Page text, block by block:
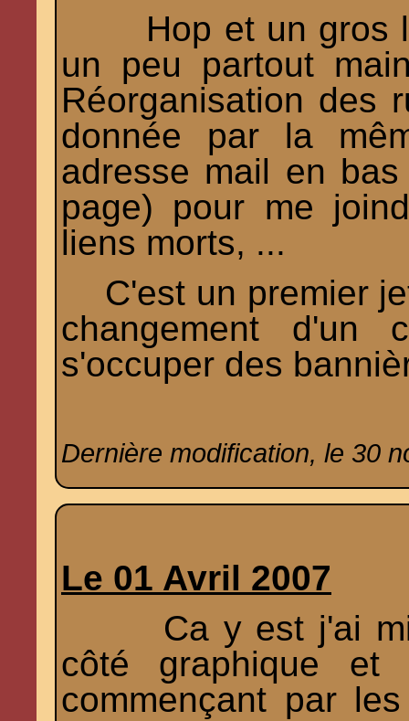
Hop et un gros
un peu partout
Réorganisation des
donnée par la
adresse mail en
page) pour me
liens morts, ...
C'est un premier
changement d'un
s'occuper des
Dernière modification, le 30
Le 01 Avril 2007
Ca y est j'ai mis
côté graphique et
commençant par